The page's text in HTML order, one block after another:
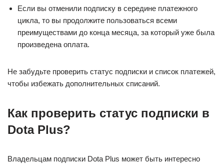
Если вы отменили подписку в середине платежного
цикла, то вы продолжите пользоваться всеми
преимуществами до конца месяца, за который уже была
произведена оплата.
Не забудьте проверить статус подписки и список платежей,
чтобы избежать дополнительных списаний.
Как проверить статус подписки в
Dota Plus?
Владельцам подписки Dota Plus может быть интересно